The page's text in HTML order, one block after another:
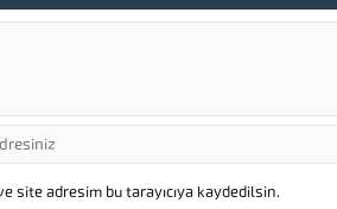
site adresim bu tarayıcıya kaydedilsin.